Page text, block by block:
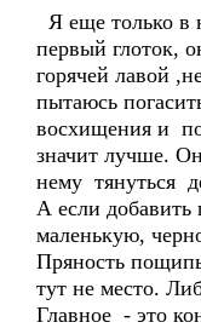
Я еще только в
первый глоток,
горячей лавой
пытаюсь
восхищения и
значит лучше.
нему тянуться
А если добавить
маленькую,
Пряность
тут не место.
Главное - это